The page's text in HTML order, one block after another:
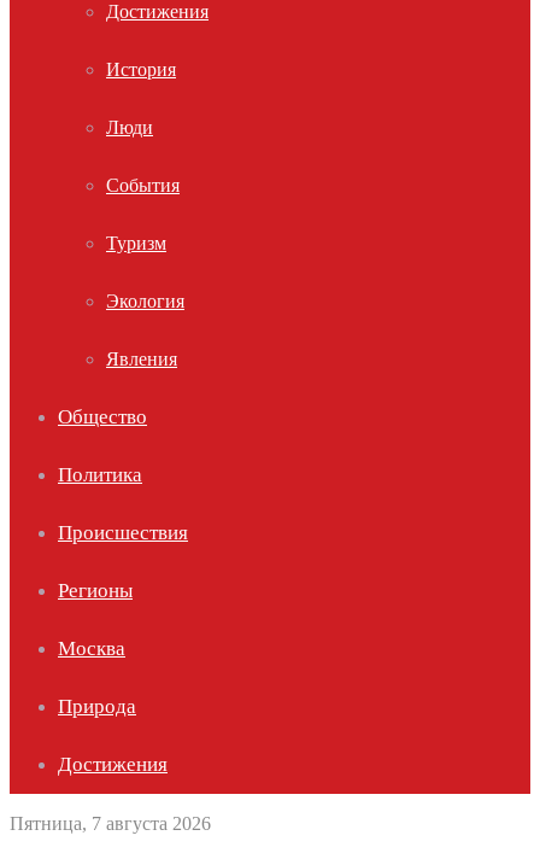
Достижения
История
Люди
События
Туризм
Экология
Явления
Общество
Политика
Происшествия
Регионы
Москва
Природа
Достижения
Пятница, 7 августа 2026